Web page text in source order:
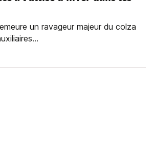
un ravageur majeur du colza